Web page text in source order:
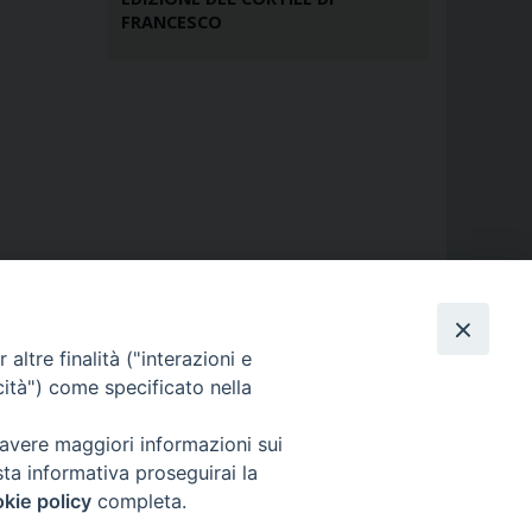
FRANCESCO
altre finalità ("interazioni e
come specificato nella
maggiori informazioni sui
informativa proseguirai la
policy completa.